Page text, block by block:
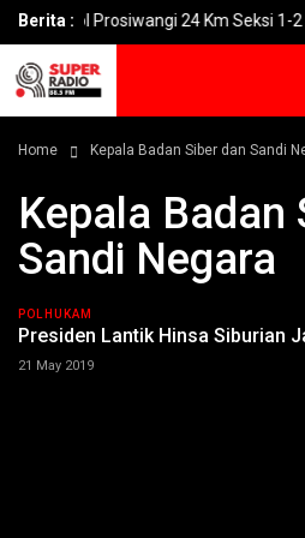
Berita :
Tol Prosiwangi 24 Km Seksi 1-2 Siap
Home Kepala Badan Siber dan Sandi
Kepala Badan
Sandi Negara
POLHUKAM
Presiden Lantik Hinsa Siburian
21 May 2019